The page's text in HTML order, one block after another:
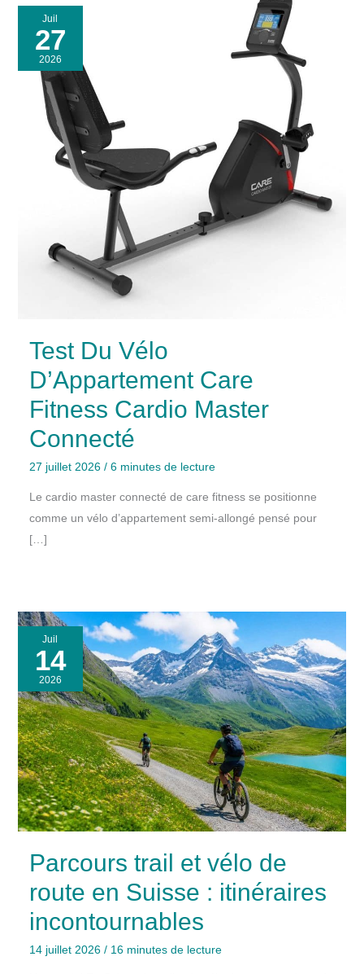
Juil
27
2026
Test Du Vélo
D’Appartement Care
Fitness Cardio Master
Connecté
27 juillet 2026 / 6 minutes de lecture
Le cardio master connecté de care fitness se positionne
comme un vélo d’appartement semi-allongé pensé pour
[…]
Juil
14
2026
Parcours trail et vélo de
route en Suisse : itinéraires
incontournables
14 juillet 2026 / 16 minutes de lecture